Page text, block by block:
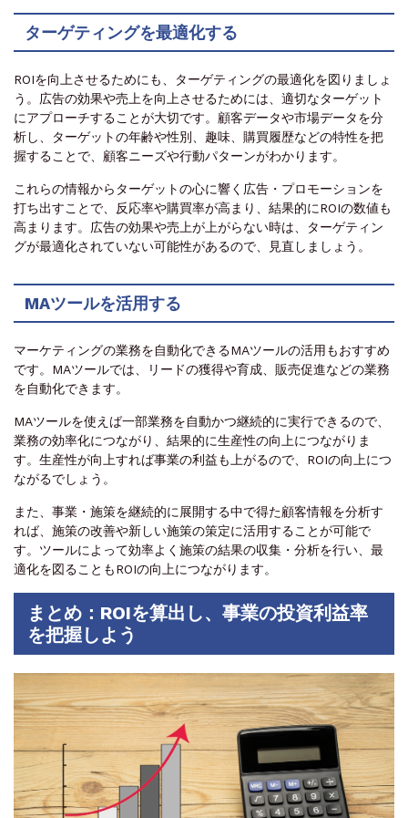
ターゲティングを最適化する
ROIを向上させるためにも、ターゲティングの最適化を図りましょ
う。広告の効果や売上を向上させるためには、適切なターゲット
にアプローチすることが大切です。顧客データや市場データを分
析し、ターゲットの年齢や性別、趣味、購買履歴などの特性を把
握することで、顧客ニーズや行動パターンがわかります。
これらの情報からターゲットの心に響く広告・プロモーションを
打ち出すことで、反応率や購買率が高まり、結果的にROIの数値も
高まります。広告の効果や売上が上がらない時は、ターゲティン
グが最適化されていない可能性があるので、見直しましょう。
MAツールを活用する
マーケティングの業務を自動化できるMAツールの活用もおすすめ
です。MAツールでは、リードの獲得や育成、販売促進などの業務
を自動化できます。
MAツールを使えば一部業務を自動かつ継続的に実行できるので、
業務の効率化につながり、結果的に生産性の向上につながりま
す。生産性が向上すれば事業の利益も上がるので、ROIの向上につ
ながるでしょう。
また、事業・施策を継続的に展開する中で得た顧客情報を分析す
れば、施策の改善や新しい施策の策定に活用することが可能で
す。ツールによって効率よく施策の結果の収集・分析を行い、最
適化を図ることもROIの向上につながります。
まとめ：ROIを算出し、事業の投資利益率
を把握しよう